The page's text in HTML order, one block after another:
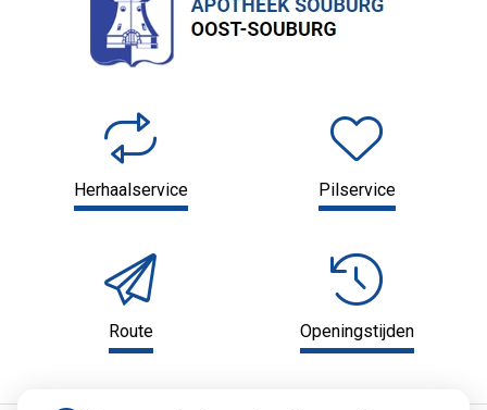
Herhaalservice Pilservice
Route Openingstijden